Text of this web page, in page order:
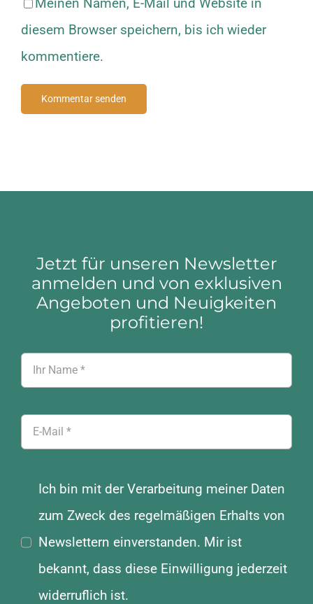
diesem Browser speichern, bis ich wieder
kommentiere.
Jetzt für unseren Newsletter
anmelden und von exklusiven
Angeboten und Neuigkeiten
profitieren!
Ich bin mit der Verarbeitung meiner Daten
zum Zweck des regelmäßigen Erhalts von
Newslettern einverstanden. Mir ist
bekannt, dass diese Einwilligung jederzeit
widerruflich ist.